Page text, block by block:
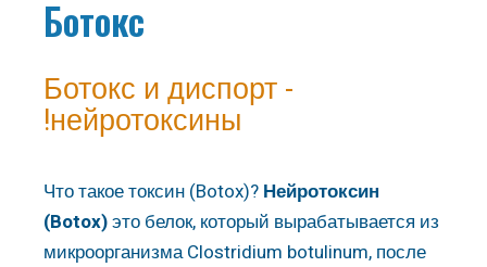
Ботокс
Ботокс и диспорт -
нейротоксины!
Что такое токсин (Botox)? Нейротоксин
(Botox)это белок, который вырабатывается из
микроорганизма Clostridium botulinum, после